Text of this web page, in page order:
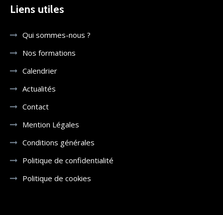
Liens utiles
Qui sommes-nous ?
Nos formations
Calendrier
Actualités
Contact
Mention Légales
Conditions générales
Politique de confidentialité
Politique de cookies